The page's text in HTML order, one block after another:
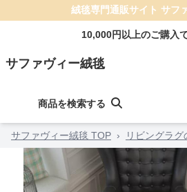
絨毯専門通販サイト サフ
10,000円以上のご購入
サファヴィー絨毯
商品を検索する
サファヴィー絨毯 TOP › リビングラグ